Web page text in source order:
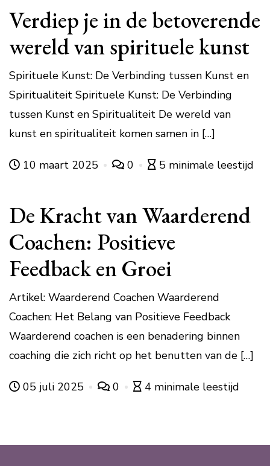
Verdiep je in de betoverende
wereld van spirituele kunst
Spirituele Kunst: De Verbinding tussen Kunst en
Spiritualiteit Spirituele Kunst: De Verbinding
tussen Kunst en Spiritualiteit De wereld van
kunst en spiritualiteit komen samen in […]
10 maart 2025 0 5 minimale leestijd
De Kracht van Waarderend
Coachen: Positieve
Feedback en Groei
Artikel: Waarderend Coachen Waarderend
Coachen: Het Belang van Positieve Feedback
Waarderend coachen is een benadering binnen
coaching die zich richt op het benutten van de […]
05 juli 2025 0 4 minimale leestijd